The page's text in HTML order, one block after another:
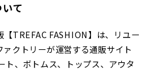
て
TREFAC FASHION】は、リユー
クトリーが運営する通販サイト
ト、ボトムス、トップス、アウタ